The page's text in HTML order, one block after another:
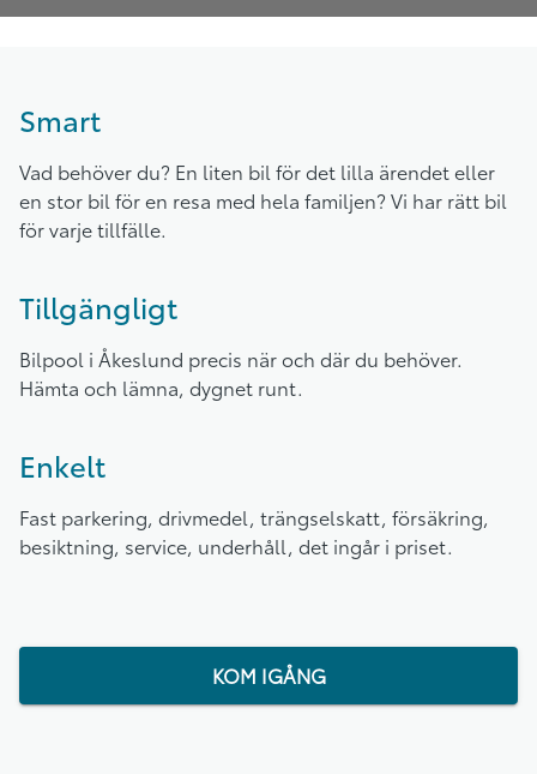
Smart
Vad behöver du? En liten bil för det lilla ärendet eller
en stor bil för en resa med hela familjen? Vi har rätt bil
för varje tillfälle.
Tillgängligt
Bilpool i Åkeslund precis när och där du behöver.
Hämta och lämna, dygnet runt.
Enkelt
Fast parkering, drivmedel, trängselskatt, försäkring,
besiktning, service, underhåll, det ingår i priset.
KOM IGÅNG